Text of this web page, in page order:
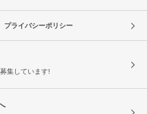
プライバシーポリシー
集しています!